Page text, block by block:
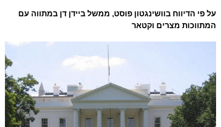
על פי הדיווח בוושינגטון פוסט, ממשל ביידן דן במתווה עם
המתווכות מצרים וקטאר